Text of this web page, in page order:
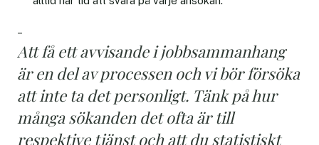
–
Att få ett avvisande i jobbsammanhang
är en del av processen och vi bör försöka
att inte ta det personligt. Tänk på hur
många sökanden det ofta är till
respektive tjänst och att du statistiskt